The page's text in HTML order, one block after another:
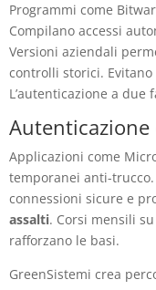
Programmi come
Compilano accessi
Versioni aziendali
controlli storici.
L’autenticazione a
Applicazioni come
temporanei anti-
connessioni sicure e
assalti. Corsi mensili
rafforzano le basi.
GreenSistemi crea